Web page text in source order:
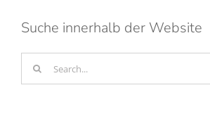
Suche innerhalb der Website
Search
for: